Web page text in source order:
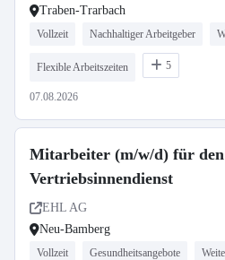
Traben-Trarbach
Vollzeit Nachhaltiger Arbeitgeber
Flexible Arbeitszeiten 5
07.08.2026
Mitarbeiter (m/w/d) für den
Vertriebsinnendienst
EHL AG
Neu-Bamberg
Vollzeit Gesundheitsangebote